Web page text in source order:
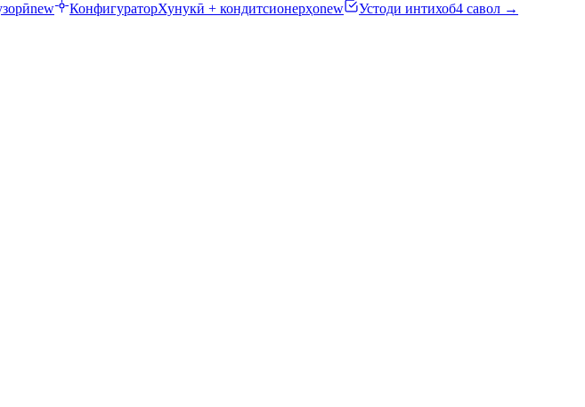
new КонфигураторХунукӣ + кондитсионерҳоnew Устоди интихоб4 савол →